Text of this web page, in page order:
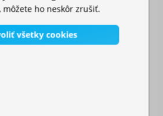
NA STAN
ho neskôr zrušiť.
všetky cookies